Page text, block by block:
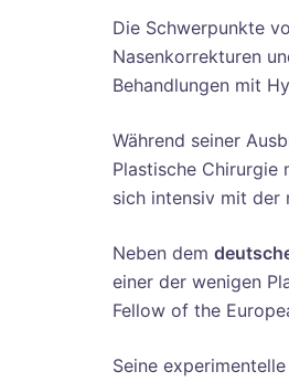
Die Schwerpunkte
Nasenkorrekturen
Behandlungen mit
Während seiner
Plastische
sich intensiv mit der
Neben dem
einer der wenigen
Fellow of the
Seine